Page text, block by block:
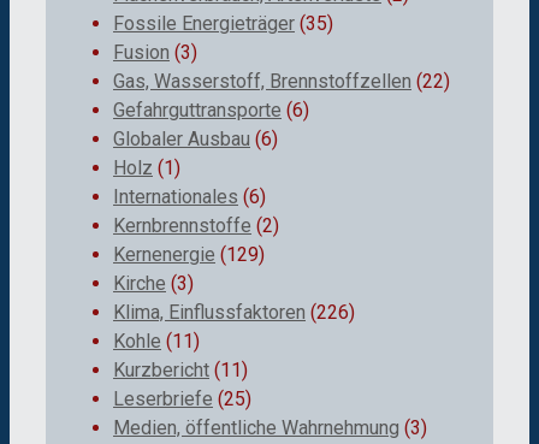
Fossile Energieträger (35)
Fusion (3)
Gas, Wasserstoff, Brennstoffzellen (22)
Gefahrguttransporte (6)
Globaler Ausbau (6)
Holz (1)
Internationales (6)
Kernbrennstoffe (2)
Kernenergie (129)
Kirche (3)
Klima, Einflussfaktoren (226)
Kohle (11)
Kurzbericht (11)
Leserbriefe (25)
Medien, öffentliche Wahrnehmung (3)